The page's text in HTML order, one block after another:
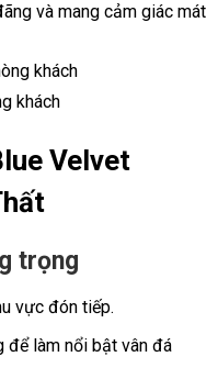
và mang cảm giác mát
khách
Velvet
trọng
vực đón tiếp.
để làm nổi bật vân đá